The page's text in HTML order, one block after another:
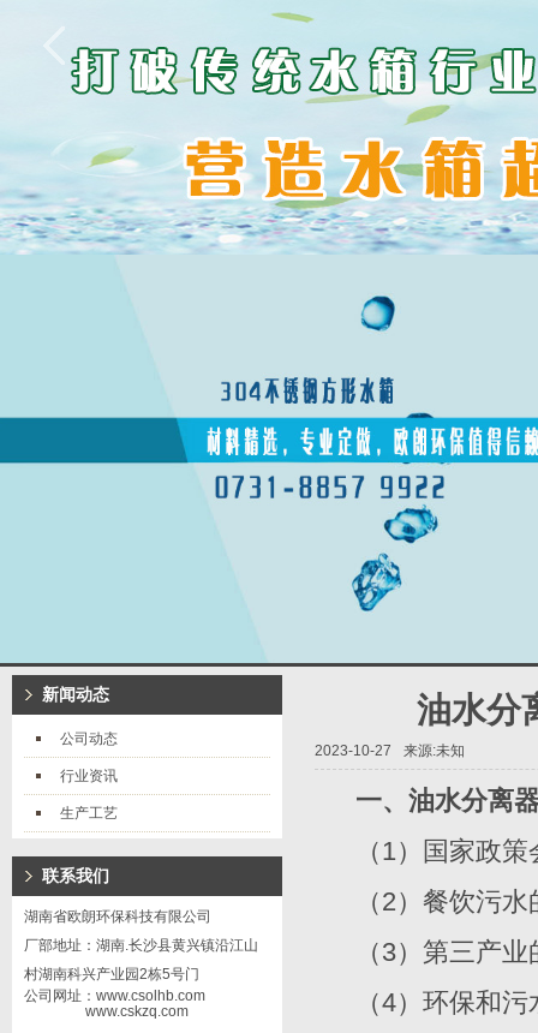
新闻动态
公司动态
行业资讯
生产工艺
联系我们
湖南省欧朗环保科技有限公司
厂部地址：湖南.长沙县黄兴镇沿江山
村湖南科兴产业园2栋5号门
公司网址：www.csolhb.com
www.cskzq.com
油水分
2023-10-27 来源:未知
一、油水分离
（1）国家政
（2） 餐饮污水
（3） 第三产业
（4） 环保和污